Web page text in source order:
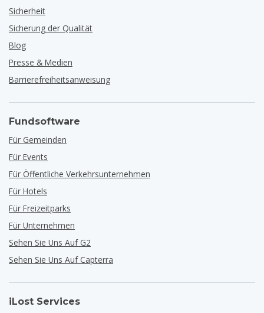
Sicherheit
Sicherung der Qualität
Blog
Presse & Medien
Barrierefreiheitsanweisung
Fundsoftware
Für Gemeinden
Für Events
Für Öffentliche Verkehrsunternehmen
Für Hotels
Für Freizeitparks
Für Unternehmen
Sehen Sie Uns Auf G2
Sehen Sie Uns Auf Capterra
iLost Services